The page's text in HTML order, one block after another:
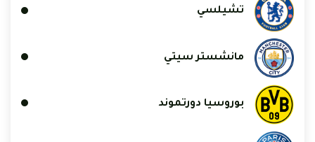
تشيلسي
مانشستر سيتي
بوروسيا دورتموند